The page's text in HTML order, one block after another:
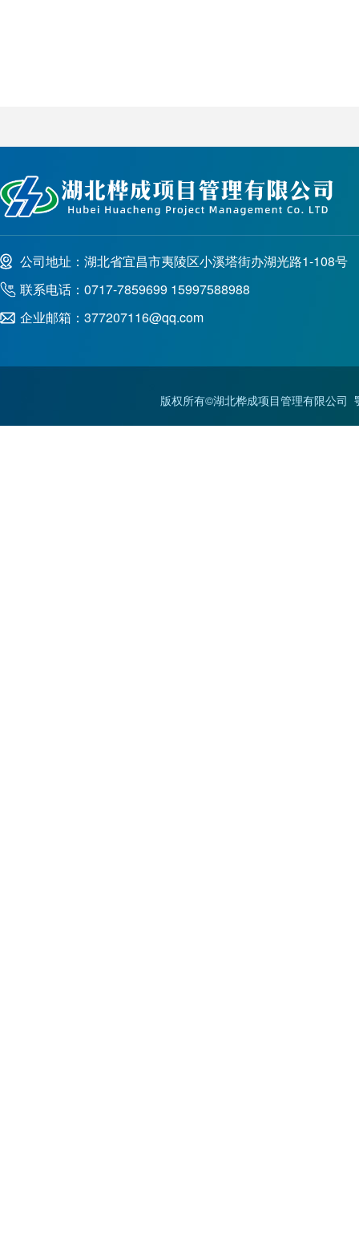
公司地址：湖北省宜昌市夷陵区小溪塔街办湖光路1-108号
联系电话：0717-7859699 15997588988
企业邮箱：377207116@qq.com
版权所有©湖北桦成项目管理有限公司